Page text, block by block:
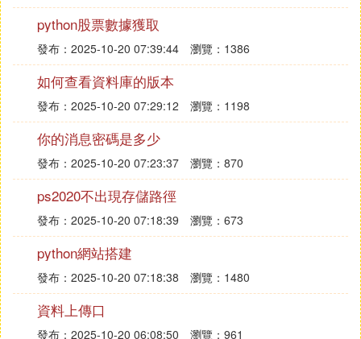
python股票數據獲取
發布：2025-10-20 07:39:44 瀏覽：1386
如何查看資料庫的版本
發布：2025-10-20 07:29:12 瀏覽：1198
你的消息密碼是多少
發布：2025-10-20 07:23:37 瀏覽：870
ps2020不出現存儲路徑
發布：2025-10-20 07:18:39 瀏覽：673
python網站搭建
發布：2025-10-20 07:18:38 瀏覽：1480
資料上傳口
發布：2025-10-20 06:08:50 瀏覽：961